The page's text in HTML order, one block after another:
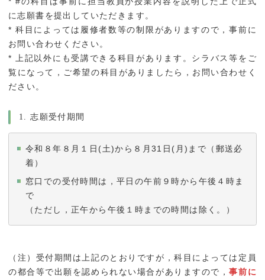
に志願書を提出していただきます。
* 科目によっては履修者数等の制限がありますので，事前に
お問い合わせください。
* 上記以外にも受講できる科目があります。シラバス等をご
覧になって，ご希望の科目がありましたら，お問い合わせく
ださい。
1. 志願受付期間
令和８年８月１日(土)から８月31日(月)まで（郵送必
着）
窓口での受付時間は，平日の午前９時から午後４時ま
で
（ただし，正午から午後１時までの時間は除く。）
（注）受付期間は上記のとおりですが，科目によっては定員
の都合等で出願を認められない場合がありますので，事前に